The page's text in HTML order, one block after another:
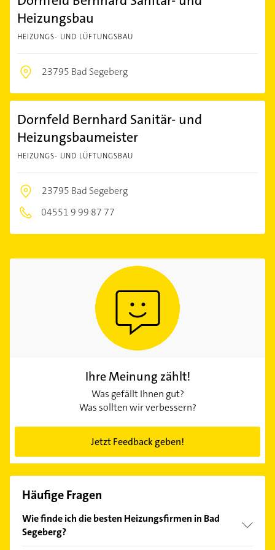
Heizungsbau
HEIZUNGS- UND LÜFTUNGSBAU
23795 Bad Segeberg
Dornfeld Bernhard Sanitär- und
Heizungsbaumeister
HEIZUNGS- UND LÜFTUNGSBAU
23795 Bad Segeberg
04551 9 99 87 77
Ihre Meinung zählt!
Was gefällt Ihnen gut?
Was sollten wir verbessern?
Jetzt Feedback geben!
Häufige Fragen
Wie finde ich die besten Heizungsfirmen in Bad
Segeberg?